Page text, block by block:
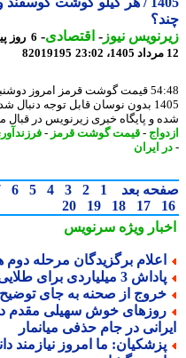
نیوز-اقتصادی- 6 روز پیش
82019195
1405 بدون نوسان قابل توجه دنبال شد
و پایگاه خبری زیرنویس در قبال محتوای آن
-قیمت گوشت قرمز- فرزندآوری -
ایران
بعد 1
2
3
4
5
6
7
17
18
19
20
ویژهسرنویس
برگزیدگان مرحله دوم
3 میلیاردی برای طلایی های تیراندازی در ناگویا
از صحنه به جای توضیح/
خوش سهیلی مقدم در
در جام حذفی میانمار
ما امروز نیازمند